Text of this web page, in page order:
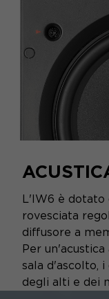
L'IW6 è dotato
rovesciata
diffusore a
Per
sala d'ascolto,
degli alti e dei